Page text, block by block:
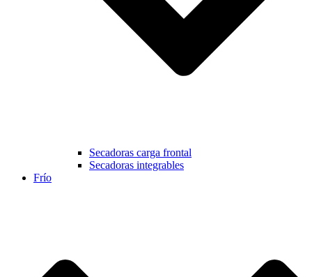
Secadoras carga frontal
Secadoras integrables
Frío